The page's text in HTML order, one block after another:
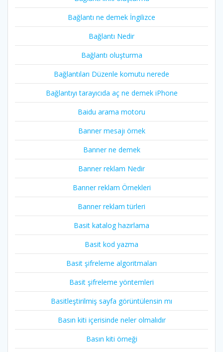
Bağlantı ne demek İngilizce
Bağlantı Nedir
Bağlantı oluşturma
Bağlantıları Düzenle komutu nerede
Bağlantıyı tarayıcıda aç ne demek iPhone
Baidu arama motoru
Banner mesajı örnek
Banner ne demek
Banner reklam Nedir
Banner reklam Örnekleri
Banner reklam türleri
Basit katalog hazırlama
Basit kod yazma
Basit şifreleme algoritmaları
Basit şifreleme yöntemleri
Basitleştirilmiş sayfa görüntülensin mı
Basın kiti içerisinde neler olmalıdır
Basın kiti örneği